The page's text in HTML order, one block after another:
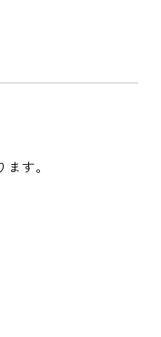
す。